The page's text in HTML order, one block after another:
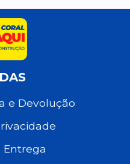
e Devolução
Entrega